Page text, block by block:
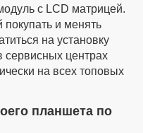
с LCD матрицей.
и менять
на установку
сервисных центрах
на всех топовых
планшета по